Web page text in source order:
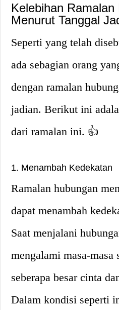
Kelebihan Ramalan
Menurut Tanggal
Seperti yang telah
ada sebagian orang
dengan ramalan
jadian. Berikut ini
dari ramalan ini. 👍
1. Menambah Kedekatan
Ramalan hubungan
dapat menambah
Saat menjalani
mengalami masa-
seberapa besar cinta
Dalam kondisi seperti